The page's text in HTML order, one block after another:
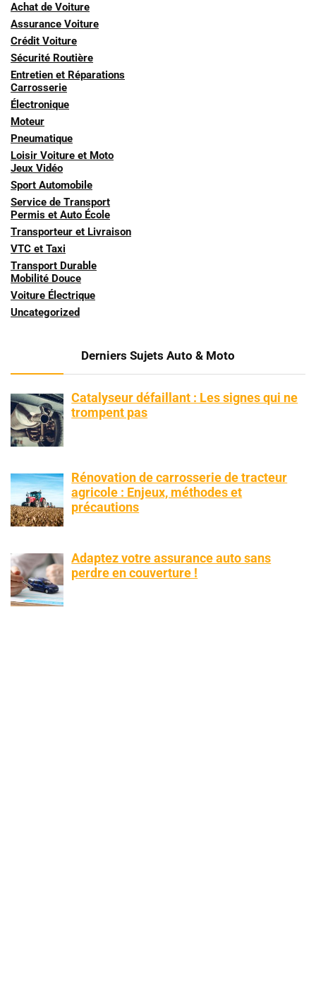
Achat de Voiture
Assurance Voiture
Crédit Voiture
Sécurité Routière
Entretien et Réparations
Carrosserie
Électronique
Moteur
Pneumatique
Loisir Voiture et Moto
Jeux Vidéo
Sport Automobile
Service de Transport
Permis et Auto École
Transporteur et Livraison
VTC et Taxi
Transport Durable
Mobilité Douce
Voiture Électrique
Uncategorized
Derniers Sujets Auto & Moto
Catalyseur défaillant : Les signes qui ne
trompent pas
Rénovation de carrosserie de tracteur
agricole : Enjeux, méthodes et
précautions
Adaptez votre assurance auto sans
perdre en couverture !